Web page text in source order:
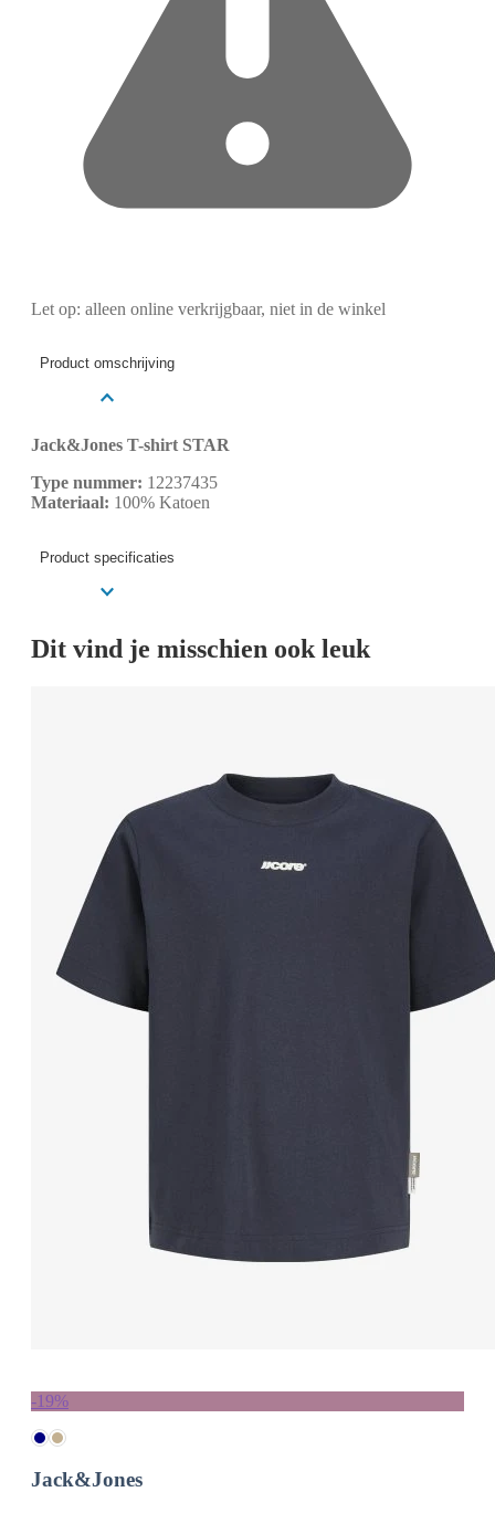
Let op: alleen online verkrijgbaar, niet in de winkel
Product omschrijving
Jack&Jones T-shirt STAR
Type nummer: 12237435
Materiaal: 100% Katoen
Product specificaties
Dit vind je misschien ook leuk
-19%
Jack&Jones